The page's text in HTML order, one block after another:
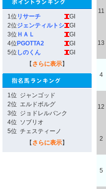
1位 リサーチ
GI
2位ジェンティルトシ
GI
3位 ＨＡＬ
GI
4位 PGOTTA2
GI
5位 しのくん
GI
【 さらに表示】
1位 ジャンゴッド
2位 エルドボルグ
3位 ジョドレルバンク
4位 ソブリオ
5位 チェスティーノ
【 さらに表示】
11
13
4
12
2
5